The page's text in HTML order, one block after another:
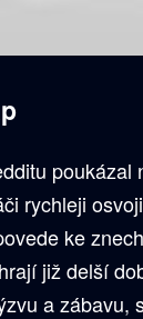
rychleji
ke
již delší
a